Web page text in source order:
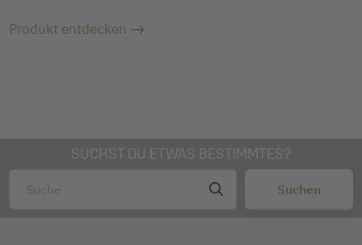
Produkt entdecken
SUCHST DU ETWAS BESTIMMTES?